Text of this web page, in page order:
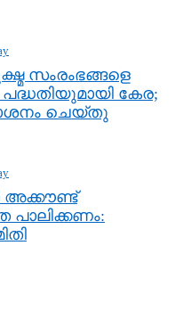
സംരംഭങ്ങളെ
പദ്ധതിയുമായി കേര;
ചെയ്തു
പാലിക്കണം: